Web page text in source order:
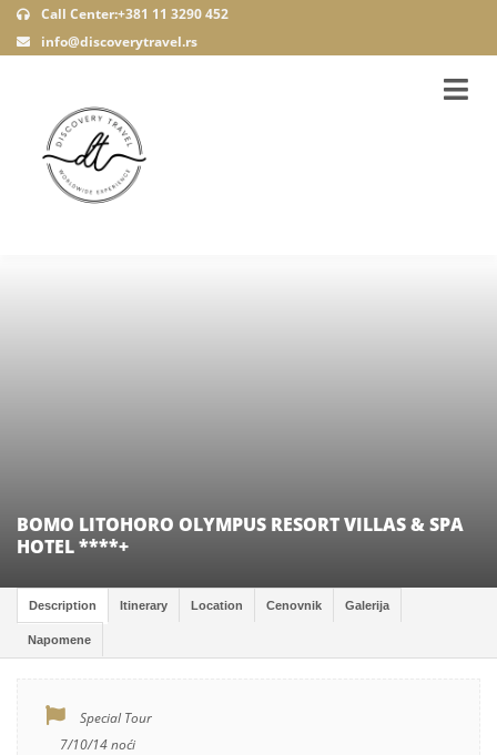
Call Center:+381 11 3290 452
info@discoverytravel.rs
BOMO LITOHORO OLYMPUS RESORT VILLAS & SPA
HOTEL ****+
Description Itinerary Location Cenovnik Galerija
Napomene
Special Tour
7/10/14 noći